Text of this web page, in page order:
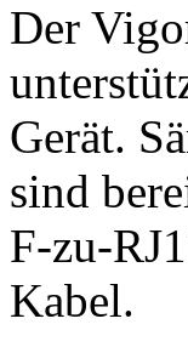
Der
Gerät.
sind
F-zu-
Kabel.